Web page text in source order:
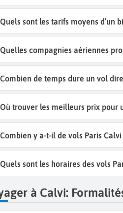
Quels sont les tarifs moyens d’un
Quelles compagnies aériennes
Combien de temps dure un vol
Où trouver les meilleurs prix pour
Combien y a-t-il de vols Paris
Quels sont les horaires des vols
à Calvi: